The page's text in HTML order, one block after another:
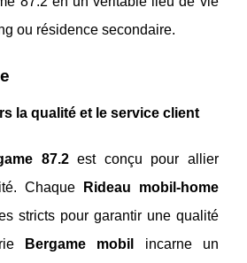
ou résidence secondaire.
la qualité et le service client
87.2est conçu pour allier
Chaque
Rideau mobil-home
stricts pour garantir une qualité
Bergame mobil
incarne un